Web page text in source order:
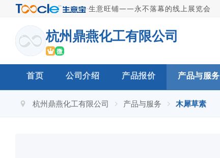
·生意旺铺——永不落幕的线上展览会
杭州鼎燕化工有限公司
微
首页 公司介绍 产品报价 产品与服务
杭州鼎燕化工有限公司 产品与服务 木犀草素